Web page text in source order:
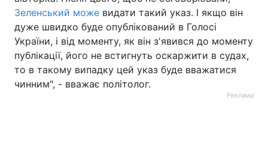
Зеленський може видати такий указ. І якщо він
дуже швидко буде опублікований в Голосі
України, і від моменту, як він з'явився до моменту
публікації, його не встигнуть оскаржити в судах,
то в такому випадку цей указ буде вважатися
чинним", - вважає політолог.
Реклама